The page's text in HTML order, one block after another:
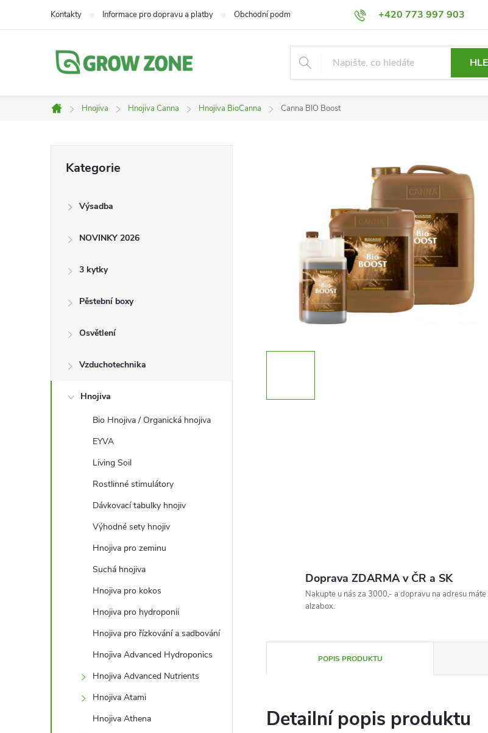
+420 773 997 903
Kontakty Informace pro dopravu a platby Obchodní podmínky Výměna a Vrácení Podmínky ochrany
Domů
Hnojiva Hnojiva Canna Hnojiva BioCanna Canna BIO Boost
n
kategorie
Kategorie
Výsadba
NOVINKY 2026
3 kytky
Pěstební boxy
Osvětlení
Vzduchotechnika
Hnojiva
Bio Hnojiva / Organická hnojiva
EYVA
Living Soil
Rostlinné stimulátory
Dávkovací tabulky hnojiv
Výhodné sety hnojiv
Hnojiva pro zeminu
Suchá hnojiva
Hnojiva pro kokos
Hnojiva pro hydroponii
Hnojiva pro řízkování a sadbování
Hnojiva Advanced Hydroponics
Hnojiva Advanced Nutrients
Hnojiva Atami
Hnojiva Athena
Doprava ZDARMA v ČR a SK
Nakupte u nás za 3000,- a dopravu na adresu
alzabox.
POPIS PRODUKTU
Detailní popis produktu